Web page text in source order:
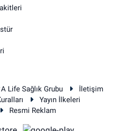
A Life Sağlık Grubu
İletişim
Yayın İlkeleri
Resmi Reklam